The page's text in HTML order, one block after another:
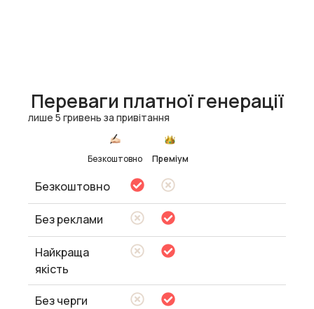
Переваги платної генерації
лише 5 гривень за привітання
Безкоштовно Преміум
Безкоштовно
Без реклами
Найкраща
якість
Без черги